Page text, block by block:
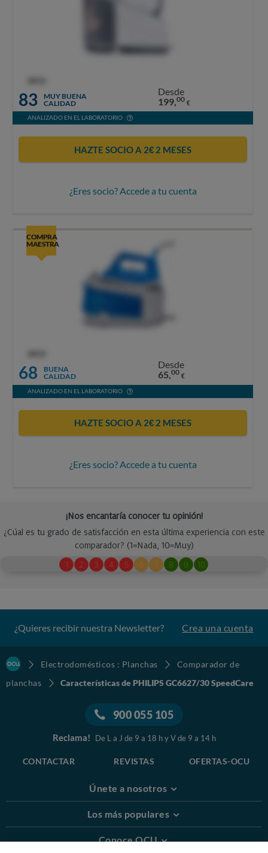
83
MUY BUENA
CALIDAD
Desde
199,00 €
ANALIZADO EN EL LABORATORIO
HAZTE SOCIO A 2€ 2 MESES
¿Eres socio? Accede a tu cuenta
COMPRA
MAESTRA
68
BUENA
CALIDAD
Desde
65,00 €
ANALIZADO EN EL LABORATORIO
HAZTE SOCIO A 2€ 2 MESES
¿Eres socio? Accede a tu cuenta
¿Quieres recibir nuestra Newsletter? Crea una cuenta
Electrodomésticos : Planchas
Comparador de
planchas
Características de PHILIPS GC6627/30 SpeedCare
900 055 105
Reclama! De L a J de 9 a 18 h y V de 9 a 14 h
CONTACTAR REVISTAS OFERTAS-OCU
Únete a nosotros
Los más populares
Conoce OCU